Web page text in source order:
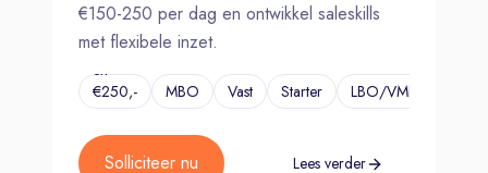
€150-250 per dag en ontwikkel saleskills
met flexibele inzet.
€150,-
en
€250,-
per
dag
MBO Vast Starter LBO/VMBO
Solliciteer nu Lees verder